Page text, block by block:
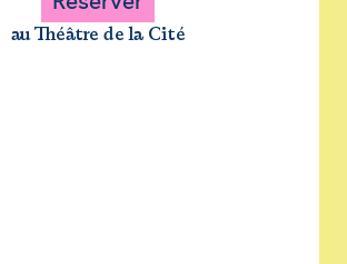
au Théâtre de la Cité